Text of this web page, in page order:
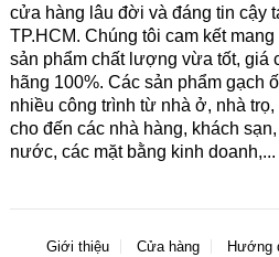
cửa hàng lâu đời và đáng tin cậy
TP.HCM. Chúng tôi cam kết
sản phẩm chất lượng vừa tốt, giá
hãng 100%. Các sản phẩm gạch
nhiều công trình từ nhà ở, nhà
cho đến các nhà hàng, khách
nước, các mặt bằng kinh doanh,...
Giới thiệu Cửa hàng Hướng